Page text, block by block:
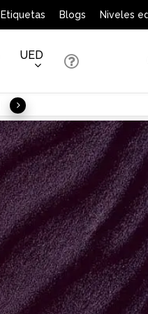
Etiquetas Blogs Niveles
UED